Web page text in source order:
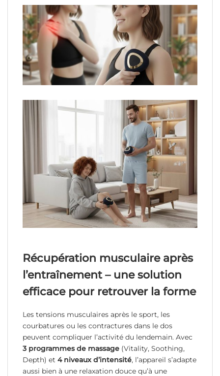
Récupération musculaire après
l’entraînement – une solution
efficace pour retrouver la forme
Les tensions musculaires après le sport, les
courbatures ou les contractures dans le dos
peuvent compliquer l’activité du lendemain. Avec
3 programmes de massage (Vitality, Soothing,
Depth) et 4 niveaux d’intensité, l’appareil s’adapte
aussi bien à une relaxation douce qu’à une